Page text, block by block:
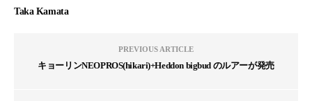
Taka Kamata
PREVIOUS ARTICLE
キョーリンNEOPROS(hikari)+Heddon bigbud のルアーが発売